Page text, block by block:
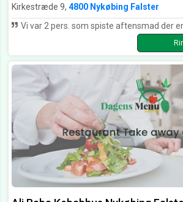
Kirkestræde 9, 4800 Nykøbing Falster
Vi var 2 pers. som spiste aftensmad der en onsdag aften og valgte en 3-retters menu. Til den pris var vi meget tilfredse. Jef fik blæksprutteringe til forret og de var som de skulle være og med dejligt brød til. Entrecoten til hovedretten var virkelig mør og lækker og det samme var den bagte kartoffel. Der kunne måske godt have været lidt mere spændende salat til, men alt i alt en god oplevelse med jævn god mad